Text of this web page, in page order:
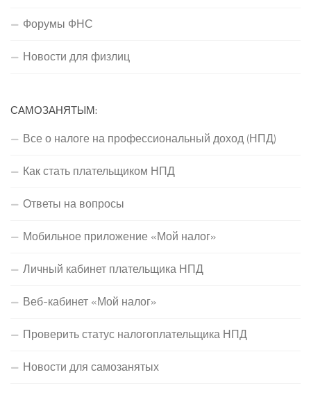
Форумы ФНС
Новости для физлиц
САМОЗАНЯТЫМ:
Все о налоге на профессиональный доход (НПД)
Как стать плательщиком НПД
Ответы на вопросы
Мобильное приложение «Мой налог»
Личный кабинет плательщика НПД
Веб-кабинет «Мой налог»
Проверить статус налогоплательщика НПД
Новости для самозанятых